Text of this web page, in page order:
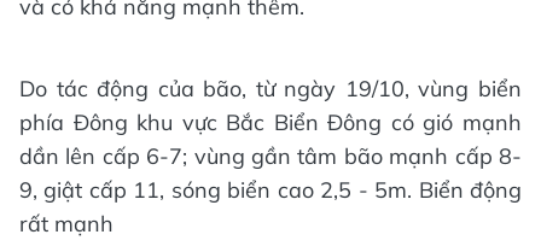
và có khả năng mạnh thêm.
Do tác động của bão, từ ngày 19/10, vùng biển
phía Đông khu vực Bắc Biển Đông có gió mạnh
dần lên cấp 6-7; vùng gần tâm bão mạnh cấp 8-
9, giật cấp 11, sóng biển cao 2,5 - 5m. Biển động
rất mạnh